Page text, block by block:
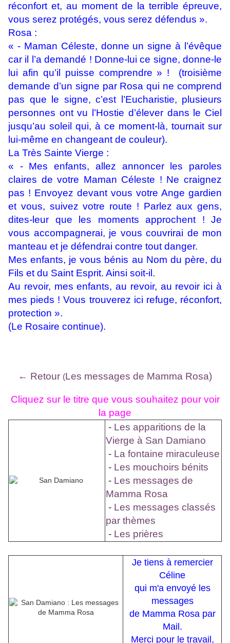
réconfort et, au moment de la terrible épreuve,
vous serez protégés, vous serez défendus ».
Rosa :
« - Maman Céleste, donne un signe à l’évêque
car il l’a demandé ! Donne-lui ce signe, donne-le
lui afin qu’il puisse comprendre » ! (troisième
demande d’un signe par Rosa qui ne comprend
pas que le signe, c’est l’Eucharistie, plusieurs
personnes ont vu l’Hostie d’élever dans le Ciel
jusqu’au soleil qui, à ce moment-là, tournait sur
lui-même en changeant de couleur).
La Très Sainte Vierge :
« - Mes enfants, allez annoncer les paroles
claires de votre Maman Céleste ! Ne craignez
pas ! Envoyez devant vous votre Ange gardien
et vous, suivez votre route ! Parlez aux gens,
dites-leur que les moments approchent ! Je
vous accompagnerai, je vous couvrirai de mon
manteau et je défendrai contre tout danger.
Mes enfants, je vous bénis au Nom du père, du
Fils et du Saint Esprit. Ainsi soit-il.
Au revoir, mes enfants, au revoir, au revoir ici à
mes pieds ! Vous trouverez ici refuge, réconfort,
protection ».
(Le Rosaire continue).
← Retour (Les messages de Mamma Rosa)
Cliquez sur le titre que vous souhaitez pour voir
la page
- Les apparitions de la
Vierge à San Damiano
- La fontaine miraculeuse
- Les mouchoirs bénits
- Les messages de
Mamma Rosa
- Les messages classés
par thèmes
- Les prières
Je tiens à remercier
Céline
qui m'a envoyé les
messages
de Mamma Rosa par
Mail.
Merci pour le travail,